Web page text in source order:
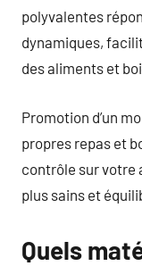
polyvalentes
dynamiques,
des aliments et
Promotion d’un
propres repas et
contrôle sur votre
plus sains et
Quels